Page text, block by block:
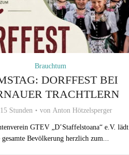
Brauchtum
DORFFEST BEI
TRACHTLERN
Stunden von Anton Hötzelsperger
GTEV „D’Staffelstoana“ e.V. lädt
gesamte Bevölkerung herzlich zum...